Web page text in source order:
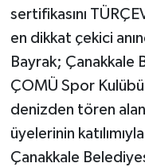
sertifikasını
en dikkat çekici
Bayrak; Çanakkale
ÇOMÜ Spor
denizden tören
üyelerinin
Çanakkale